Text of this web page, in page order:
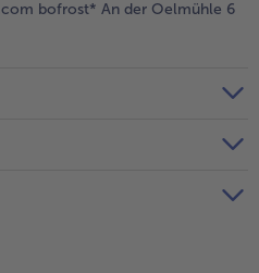
bofrost* An der Oelmühle 6